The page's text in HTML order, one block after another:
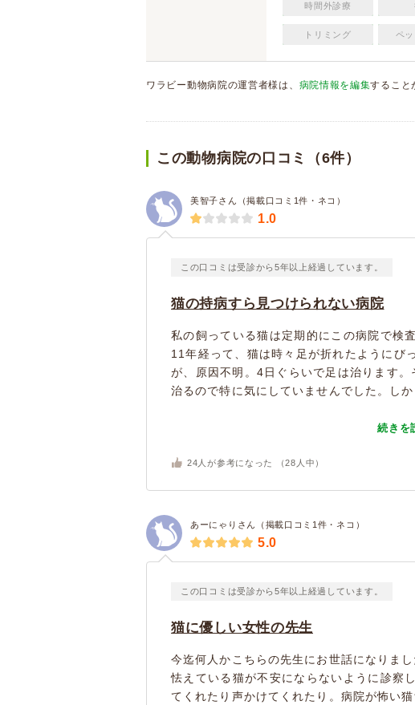
時間外診療
トリミング ペ
ワラビー動物病院の運営者様は、 病院情報を編集すること
この動物病院の口コミ（6件）
美智子さん（掲載口コミ1件・ネコ）
1.0
この口コミは受診から5年以上経過しています。
猫の持病すら見つけられない病院
私の飼っている猫は定期的にこの病院で検
11年経って、猫は時々足が折れたようにび
が、原因不明。4日ぐらいで足は治ります
治るので特に気にしていませんでした。し
続きを
24 人が参考になった （28 人中）
あーにゃりさん（掲載口コミ1件・ネコ）
5.0
この口コミは受診から5年以上経過しています。
猫に優しい女性の先生
今迄何人かこちらの先生にお世話になりま
怯えている猫が不安にならないように診察
てくれたり声かけてくれたり。病院が怖い